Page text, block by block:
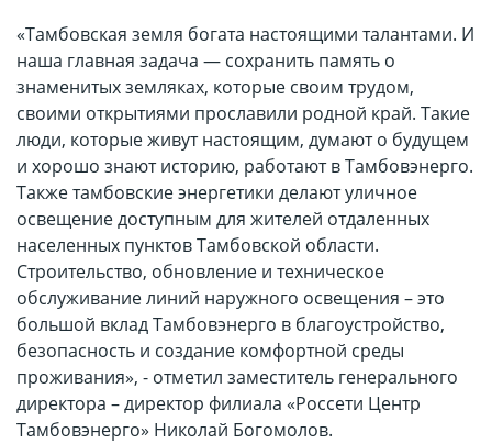
«Тамбовская земля богата настоящими талантами. И
наша главная задача — сохранить память о
знаменитых земляках, которые своим трудом,
своими открытиями прославили родной край. Такие
люди, которые живут настоящим, думают о будущем
и хорошо знают историю, работают в Тамбовэнерго.
Также тамбовские энергетики делают уличное
освещение доступным для жителей отдаленных
населенных пунктов Тамбовской области.
Строительство, обновление и техническое
обслуживание линий наружного освещения – это
большой вклад Тамбовэнерго в благоустройство,
безопасность и создание комфортной среды
проживания», - отметил заместитель генерального
директора – директор филиала «Россети Центр
Тамбовэнерго» Николай Богомолов.